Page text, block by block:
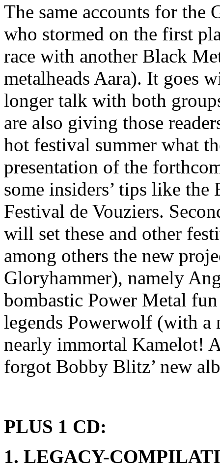
The same accounts for the
who stormed on the first
race with another Black
metalheads Aara). It goes
longer talk with both
are also giving those
hot festival summer what
presentation of the
some insiders’ tips like
Festival de Vouziers.
will set these and other
among others the new
Gloryhammer), namely
bombastic Power Metal
legends Powerwolf (with a
nearly immortal Kamelot!
forgot Bobby Blitz’ new
PLUS 1 CD:
1. LEGACY-